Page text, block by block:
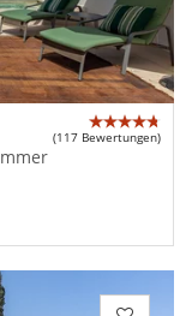
(117 Bewertungen)